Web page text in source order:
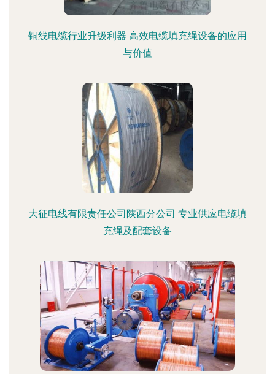
铜线电缆行业升级利器 高效电缆填充绳设备的应用
与价值
大征电线有限责任公司陕西分公司 专业供应电缆填
充绳及配套设备